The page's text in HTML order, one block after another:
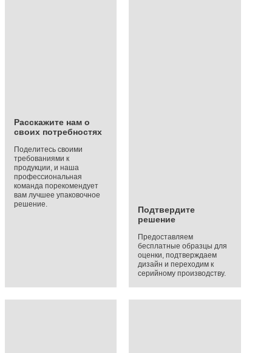
Расскажите нам о
своих потребностях
Поделитесь своими
требованиями к
продукции, и наша
профессиональная
команда порекомендует
вам лучшее упаковочное
решение.
Подтвердите
решение
Предоставляем
бесплатные образцы для
оценки, подтверждаем
дизайн и переходим к
серийному производству.